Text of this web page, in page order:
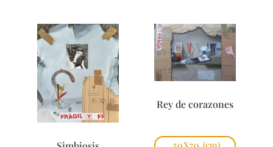
Rey de corazones